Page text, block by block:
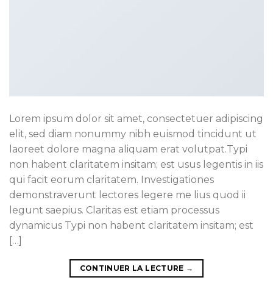
Lorem ipsum dolor sit amet, consectetuer adipiscing
elit, sed diam nonummy nibh euismod tincidunt ut
laoreet dolore magna aliquam erat volutpat.Typi
non habent claritatem insitam; est usus legentis in iis
qui facit eorum claritatem. Investigationes
demonstraverunt lectores legere me lius quod ii
legunt saepius. Claritas est etiam processus
dynamicus Typi non habent claritatem insitam; est
[…]
CONTINUER LA LECTURE →